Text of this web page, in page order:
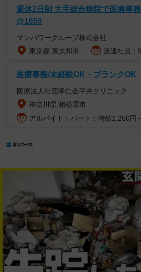
週休2日制 大手総合病院で医療事
@1650
マンパワーグループ株式会社
東京都 東大和市
派遣社員：
医療事務/未経験OK・ブランクOK
医療法人社団孝仁会平井クリニック
神奈川県 相模原市
アルバイト・パート：時給1,250円